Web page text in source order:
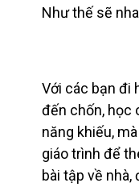
Như thế sẽ
Với các bạn đi
đến chốn, học
năng khiếu,
giáo trình để
bài tập về nhà,